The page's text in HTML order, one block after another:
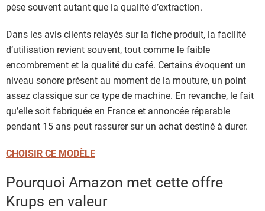
pèse souvent autant que la qualité d’extraction.
Dans les avis clients relayés sur la fiche produit, la facilité
d’utilisation revient souvent, tout comme le faible
encombrement et la qualité du café. Certains évoquent un
niveau sonore présent au moment de la mouture, un point
assez classique sur ce type de machine. En revanche, le fait
qu’elle soit fabriquée en France et annoncée réparable
pendant 15 ans peut rassurer sur un achat destiné à durer.
CHOISIR CE MODÈLE
Pourquoi Amazon met cette offre
Krups en valeur